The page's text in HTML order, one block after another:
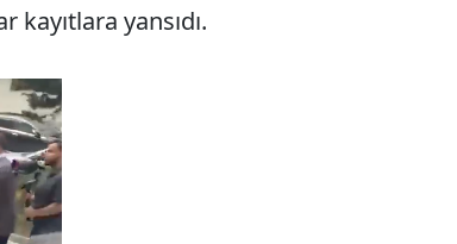
yansıdı.